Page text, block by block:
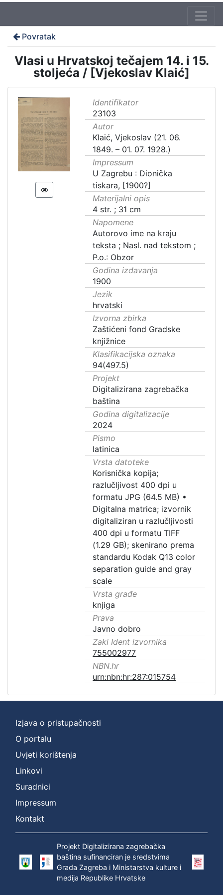
Povratak
Vlasi u Hrvatskoj tečajem 14. i 15.
stoljeća / [Vjekoslav Klaić]
Identifikator
23103
Autor
Klaić, Vjekoslav (21. 06.
1849. – 01. 07. 1928.)
Impressum
U Zagrebu : Dionička
tiskara, [1900?]
Materijalni opis
4 str. ; 31 cm
Napomene
Autorovo ime na kraju
teksta ; Nasl. nad tekstom ;
P.o.: Obzor
Godina izdavanja
1900
Jezik
hrvatski
Izvorna zbirka
Zaštićeni fond Gradske
knjižnice
Klasifikacijska oznaka
94(497.5)
Projekt
Digitalizirana zagrebačka
baština
Godina digitalizacije
2024
Pismo
latinica
Vrsta datoteke
Korisnička kopija;
razlučljivost 400 dpi u
formatu JPG (64.5 MB) •
Digitalna matrica; izvornik
digitaliziran u razlučljivosti
400 dpi u formatu TIFF
(1.29 GB); skenirano prema
standardu Kodak Q13 color
separation guide and gray
scale
Vrsta građe
knjiga
Prava
Javno dobro
Zaki Ident izvornika
755002977
NBN.hr
urn:nbn:hr:287:015754
Izjava o pristupačnosti
O portalu
Uvjeti korištenja
Linkovi
Suradnici
Impressum
Kontakt
Projekt Digitalizirana zagrebačka
baština sufinanciran je sredstvima
Grada Zagreba i Ministarstva kulture i
medija Republike Hrvatske